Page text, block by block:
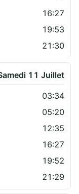
16:27
19:53
21:30
11 Juillet
03:34
05:20
12:35
16:27
19:52
21:29